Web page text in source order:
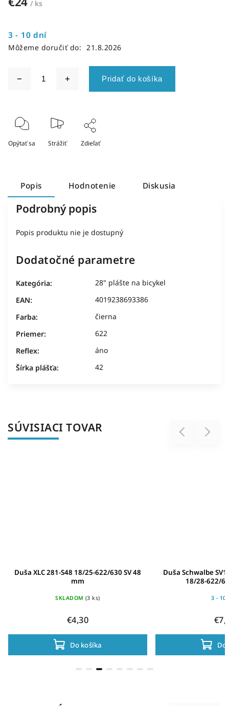
/ ks
3 - 10 dní
Môžeme doručiť do: 21.8.2026
Pridať do košíka
Opýtať sa Strážiť Zdieľať
Popis Hodnotenie Diskusia
Podrobný popis
Popis produktu nie je dostupný
Dodatočné parametre
Kategória:
28" plášte na bicykel
EAN:
4019238693386
Farba:
čierna
Priemer:
622
Reflex:
áno
Šírka plášťa: 42
SÚVISIACI TOVAR Previous
Duša XLC 281-S48 18/25-622/630 SV 48
mm
SKLADOM (3 ks)
€4,30
Do košíka
Duša Schwalbe
18/28-622/
3 - 10
Do
Next